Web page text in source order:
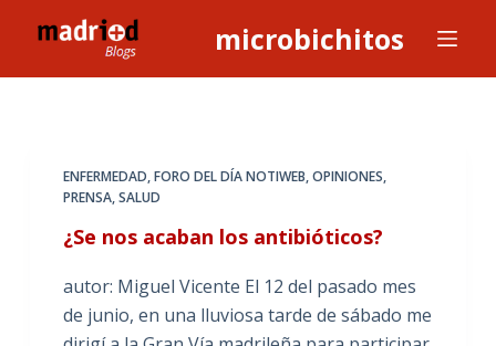
l
microbichitos
ENFERMEDAD,FORO DEL DÍA NOTIWEB,OPINIONES,
PRENSA,SALUD
¿Se nos acaban los antibióticos?
autor: Miguel Vicente El 12 del pasado mes
de junio, en una lluviosa tarde de sábado me